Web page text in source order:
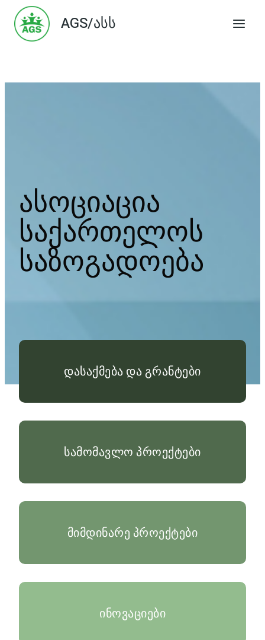
Skip
content
AGS/ასს
ასოციაცია
საქართელოს
საზოგადოება
დასაქმება და გრანტები
სამომავლო პროექტები
მიმდინარე პროექტები
ინოვაციები